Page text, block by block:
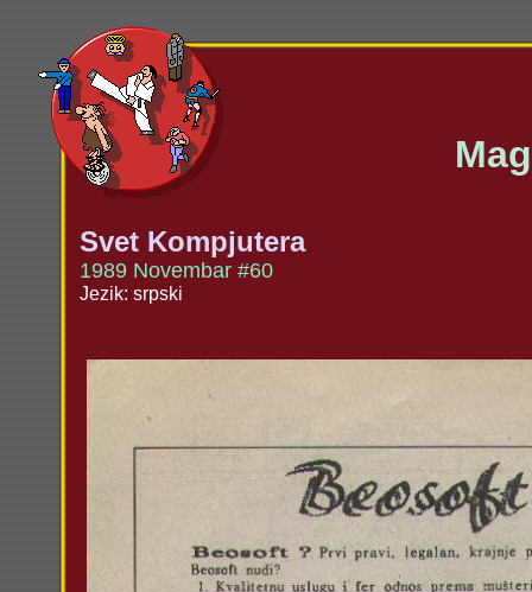
Svet Kompjutera
1989 Novembar #60
Jezik: srpski